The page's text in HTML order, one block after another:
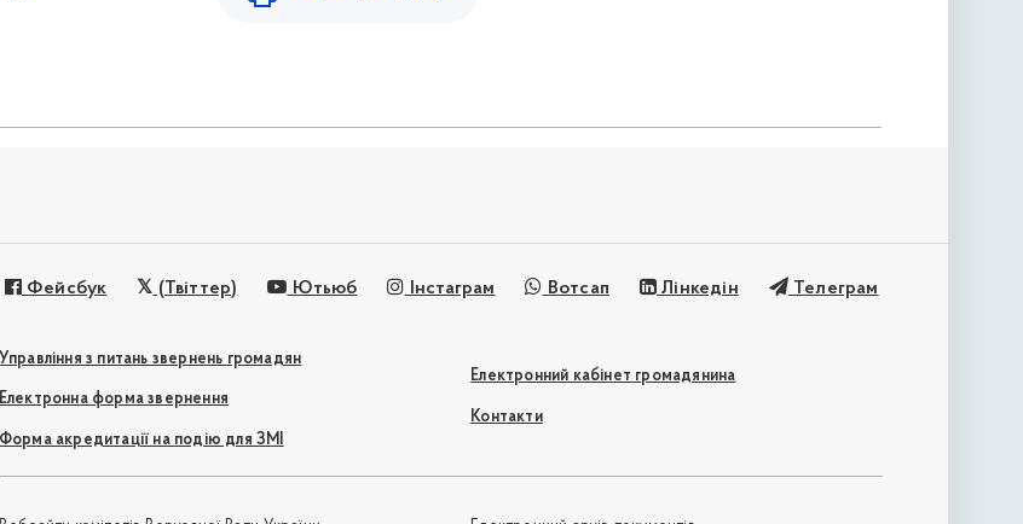
Фейсбук (Твіттер) Ютьюб Інстаграм Вотсап Лінкедін Телеграм
Управління з питань звернень громадян
Електронна форма звернення
Форма акредитації на подію для ЗМІ
Електронний кабінет громадянина
Контакти